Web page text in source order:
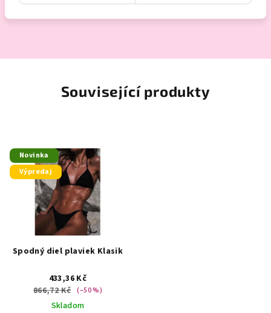
Související produkty
Novinka
Výpredaj
Spodný diel plaviek Klasik
433,36 Kč
866,72 Kč (–50 %)
Skladom